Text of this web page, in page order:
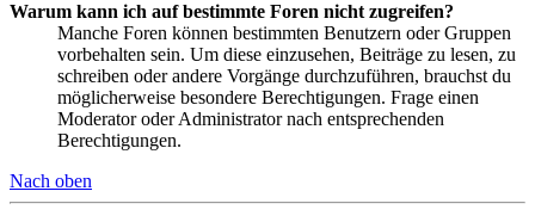
Warum kann ich auf bestimmte Foren nicht zugreifen?
Manche Foren können bestimmten Benutzern oder Gruppen
vorbehalten sein. Um diese einzusehen, Beiträge zu lesen, zu
schreiben oder andere Vorgänge durchzuführen, brauchst du
möglicherweise besondere Berechtigungen. Frage einen
Moderator oder Administrator nach entsprechenden
Berechtigungen.
Nach oben